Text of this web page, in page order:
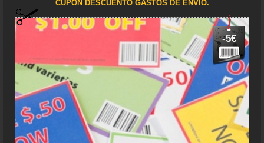
CUPÓN DESCUENTO GASTOS DE ENVIO.
-5€